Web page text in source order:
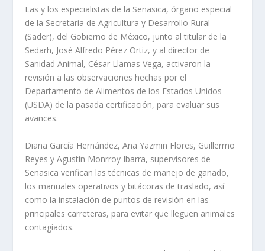
Las y los especialistas de la Senasica, órgano especial
de la Secretaría de Agricultura y Desarrollo Rural
(Sader), del Gobierno de México, junto al titular de la
Sedarh, José Alfredo Pérez Ortiz, y al director de
Sanidad Animal, César Llamas Vega, activaron la
revisión a las observaciones hechas por el
Departamento de Alimentos de los Estados Unidos
(USDA) de la pasada certificación, para evaluar sus
avances.
Diana García Hernández, Ana Yazmin Flores, Guillermo
Reyes y Agustín Monrroy Ibarra, supervisores de
Senasica verifican las técnicas de manejo de ganado,
los manuales operativos y bitácoras de traslado, así
como la instalación de puntos de revisión en las
principales carreteras, para evitar que lleguen animales
contagiados.